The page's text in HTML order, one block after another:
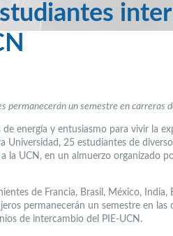
permanecerán un semestre en carreras
de energía y entusiasmo para vivir la
Universidad, 25 estudiantes de
la UCN, en un almuerzo organizado
de Francia, Brasil, México,
permanecerán un semestre en las
de intercambio del PIE-UCN.